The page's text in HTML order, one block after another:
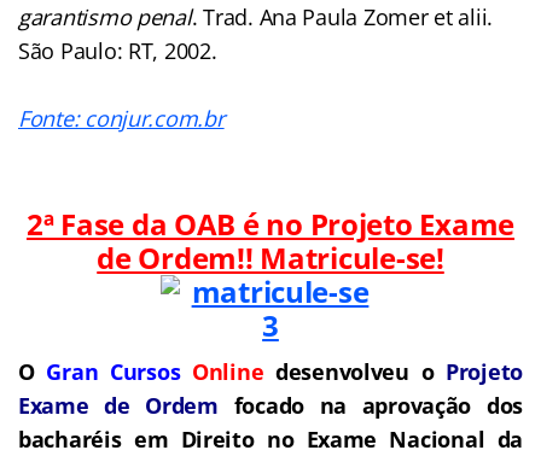
garantismo penal. Trad. Ana Paula Zomer et alii.
São Paulo: RT, 2002.
Fonte: conjur.com.br
2ª Fase da OAB é no Projeto Exame
de Ordem!! Matricule-se!
O Gran Cursos Online desenvolveu o Projeto
Exame de Ordem focado na aprovação dos
bacharéis em Direito no Exame Nacional da